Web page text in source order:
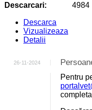
Descarcari:
4984
Descarca
Vizualizeaza
Detalii
26-11-2024
Pentru